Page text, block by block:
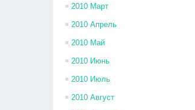
2010 Март
2010 Апрель
2010 Май
2010 Июнь
2010 Июль
2010 Август